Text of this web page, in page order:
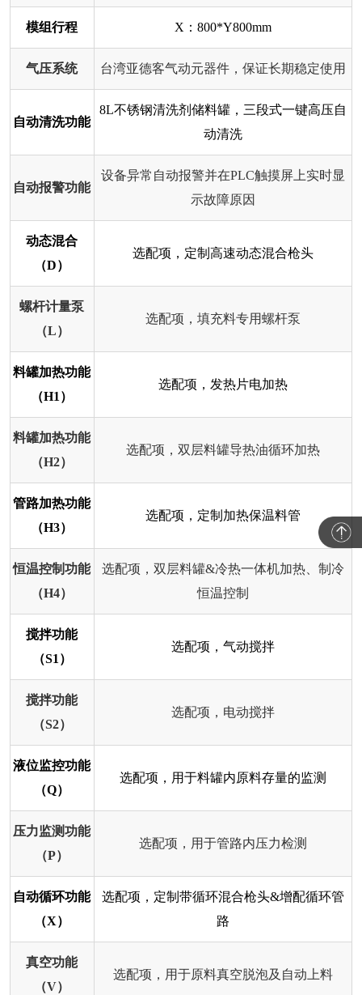
模组行程 X：800*Y800mm
气压系统 台湾亚德客气动元器件，保证长期稳定使用
自动清洗功能
8L不锈钢清洗剂储料罐，三段式一键高压自
动清洗
自动报警功能
设备异常自动报警并在PLC触摸屏上实时显
示故障原因
动态混合
（D）
选配项，定制高速动态混合枪头
螺杆计量泵
（L）
选配项，填充料专用螺杆泵
料罐加热功能
（H1）
选配项，发热片电加热
料罐加热功能
（H2）
选配项，双层料罐导热油循环加热
管路加热功能
（H3）
选配项，定制加热保温料管
恒温控制功能
（H4）
选配项，双层料罐&冷热一体机加热、制冷
恒温控制
搅拌功能
（S1）
选配项，气动搅拌
搅拌功能
（S2）
选配项，电动搅拌
液位监控功能
（Q）
选配项，用于料罐内原料存量的监测
压力监测功能
（P）
选配项，用于管路内压力检测
自动循环功能
（X）
选配项，定制带循环混合枪头&增配循环管
路
真空功能
（V）
选配项，用于原料真空脱泡及自动上料